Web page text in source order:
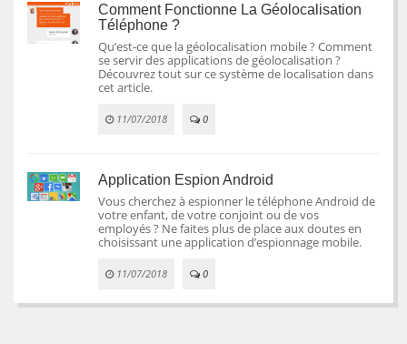
Comment Fonctionne La Géolocalisation
Téléphone ?
Qu’est-ce que la géolocalisation mobile ? Comment
se servir des applications de géolocalisation ?
Découvrez tout sur ce système de localisation dans
cet article.
11/07/2018 0
Application Espion Android
Vous cherchez à espionner le téléphone Android de
votre enfant, de votre conjoint ou de vos
employés ? Ne faites plus de place aux doutes en
choisissant une application d’espionnage mobile.
11/07/2018 0